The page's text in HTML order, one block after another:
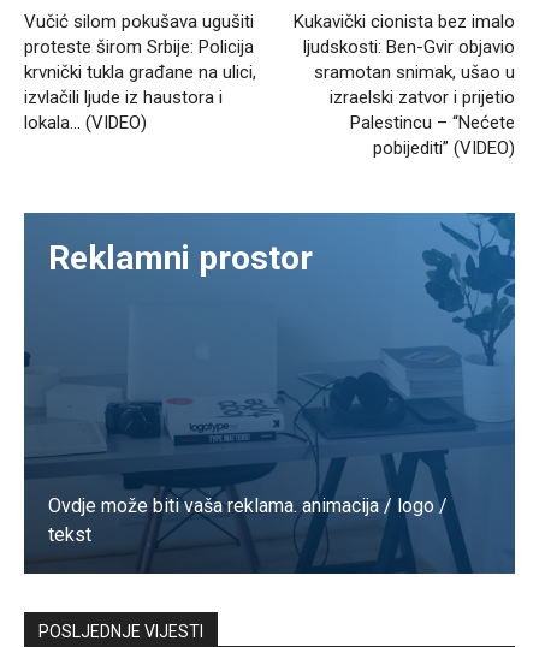
Vučić silom pokušava ugušiti
proteste širom Srbije: Policija
krvnički tukla građane na ulici,
izvlačili ljude iz haustora i
lokala… (VIDEO)
Kukavički cionista bez imalo
ljudskosti: Ben-Gvir objavio
sramotan snimak, ušao u
izraelski zatvor i prijetio
Palestincu – “Nećete
pobijediti” (VIDEO)
Reklamni prostor
Ovdje može biti vaša reklama. animacija / logo /
tekst
Kontaktirajte nas
POSLJEDNJE VIJESTI